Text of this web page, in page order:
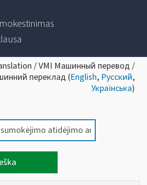
/ VMI Машинный перевод /
переклад (English, Русский,
Українська)